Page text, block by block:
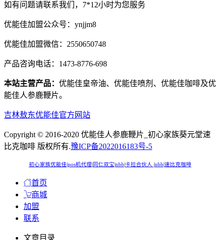
如有问题请联系我们，7*12小时为您服务
优能佳加盟公众号：ynjjm8
优能佳加盟微信：2550650748
产品咨询电话：1473-8776-698
本站主营产品： 优能佳皇帝油、优能佳喷剂、优能佳咖啡及优
能佳人参鹿鞭片。
吉林敖东优能佳官方网站
Copyright © 2016-2020 优能佳人参鹿鞭片_初心家族葵元堂速
比克咖啡 版权所有.豫ICP备2022016183号-5
初心家族优能佳 pos机代理 同仁双宝 nbb 卡拉合伙人 nbb 速比克咖啡
首页
商城
加盟
联系
文章目录